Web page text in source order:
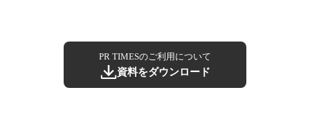
PR TIMESのご利用について
資料をダウンロード